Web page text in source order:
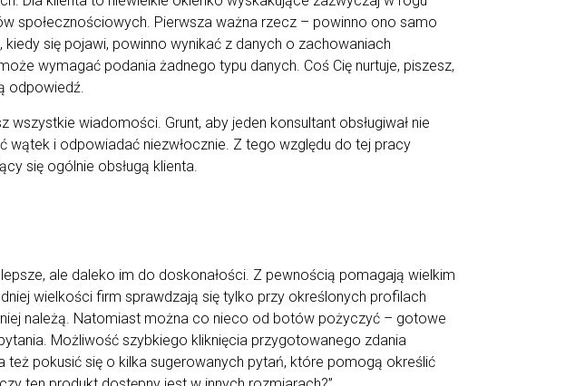
społecznościowych. Pierwsza ważna rzecz – powinno ono samo
się pojawi, powinno wynikać z danych o zachowaniach
wymagać podania żadnego typu danych. Coś Cię nurtuje, piszesz,
odpowiedź.
wszystkie wiadomości. Grunt, aby jeden konsultant obsługiwał nie
wątek i odpowiadać niezwłocznie. Z tego względu do tej pracy
się ogólnie obsługą klienta.
ale daleko im do doskonałości. Z pewnością pomagają wielkim
wielkości firm sprawdzają się tylko przy określonych profilach
należą. Natomiast można co nieco od botów pożyczyć – gotowe
Możliwość szybkiego kliknięcia przygotowanego zdania
też pokusić się o kilka sugerowanych pytań, które pomogą określić